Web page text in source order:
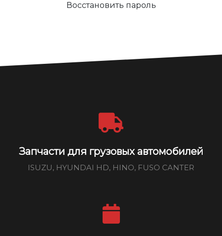
Восстановить пароль
Запчасти для грузовых автомобилей
ISUZU, HYUNDAI HD, HINO, FUSO CANTER